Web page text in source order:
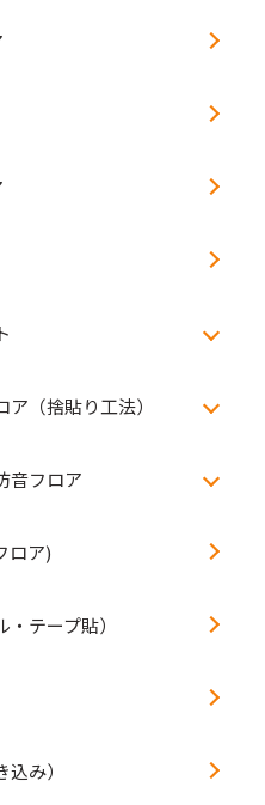
（捨貼り工法）
音フロア
ロア)
テープ貼）
み）